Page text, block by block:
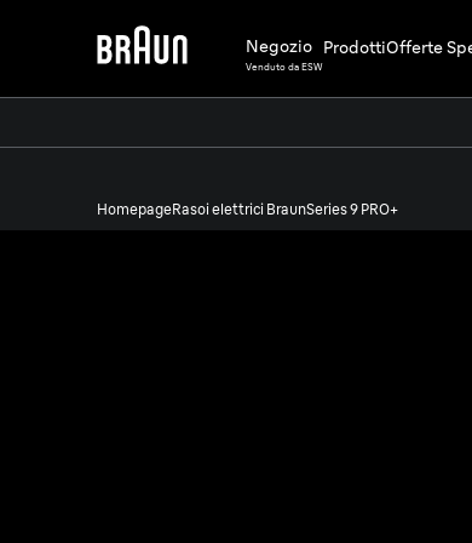
Negozio
Venduto da ESW
ProdottiOfferte
HomepageRasoi elettrici BraunSeries 9 PRO+